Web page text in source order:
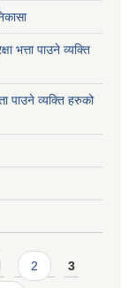
भत्ता पाउने व्यक्ति
पाउने व्यक्ति हरुको
2 3